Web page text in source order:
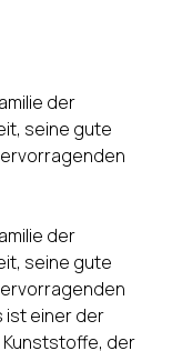
der
seine gute
der
seine gute
ist einer der
der